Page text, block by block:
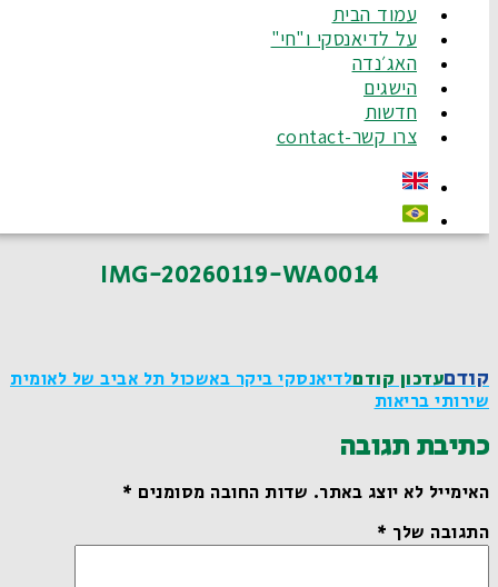
עמוד הבית
על לדיאנסקי ו"חי"
האג׳נדה
הישגים
חדשות
צרו קשר-contact
IMG-20260119-WA0014
קודםעדכון קודםלדיאנסקי ביקר באשכול תל אביב של לאומית
שירותי בריאות
כתיבת תגובה
האימייל לא יוצג באתר.שדות החובה מסומנים*
התגובה שלך*